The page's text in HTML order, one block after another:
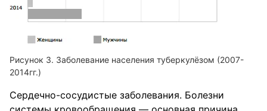
Рисунок 3. Заболевание населения туберкулёзом (2007-
2014гг.)
Сердечно-сосудистые заболевания. Болезни